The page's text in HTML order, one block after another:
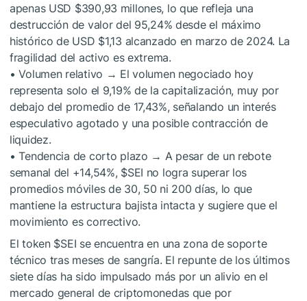
apenas USD $390,93 millones, lo que refleja una
destrucción de valor del 95,24% desde el máximo
histórico de USD $1,13 alcanzado en marzo de 2024. La
fragilidad del activo es extrema.
• Volumen relativo → El volumen negociado hoy
representa solo el 9,19% de la capitalización, muy por
debajo del promedio de 17,43%, señalando un interés
especulativo agotado y una posible contracción de
liquidez.
• Tendencia de corto plazo → A pesar de un rebote
semanal del +14,54%, $SEI no logra superar los
promedios móviles de 30, 50 ni 200 días, lo que
mantiene la estructura bajista intacta y sugiere que el
movimiento es correctivo.
El token $SEI se encuentra en una zona de soporte
técnico tras meses de sangría. El repunte de los últimos
siete días ha sido impulsado más por un alivio en el
mercado general de criptomonedas que por